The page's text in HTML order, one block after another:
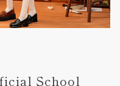
School